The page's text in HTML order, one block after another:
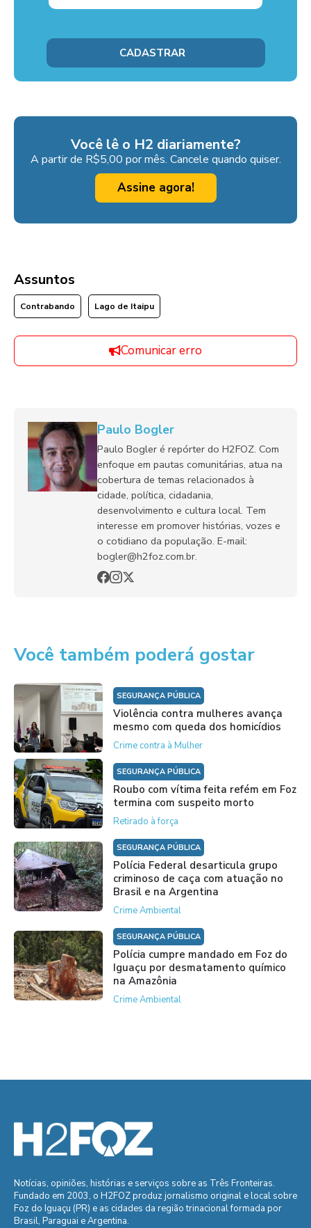
Você lê o H2 diariamente?
A partir de R$5,00 por mês. Cancele quando quiser.
Assine agora!
Assuntos
Contrabando Lago de Itaipu
Comunicar erro
Paulo Bogler
Paulo Bogler é repórter do H2FOZ. Com
enfoque em pautas comunitárias, atua na
cobertura de temas relacionados à
cidade, política, cidadania,
desenvolvimento e cultura local. Tem
interesse em promover histórias, vozes e
o cotidiano da população. E-mail:
bogler@h2foz.com.br.
Você também poderá gostar
SEGURANÇA PÚBLICA
Violência contra mulheres avança
mesmo com queda dos homicídios
Crime contra à Mulher
SEGURANÇA PÚBLICA
Roubo com vítima feita refém em Foz
termina com suspeito morto
Retirado à força
SEGURANÇA PÚBLICA
Polícia Federal desarticula grupo
criminoso de caça com atuação no
Brasil e na Argentina
Crime Ambiental
SEGURANÇA PÚBLICA
Polícia cumpre mandado em Foz do
Iguaçu por desmatamento químico
na Amazônia
Crime Ambiental
Notícias, opiniões, histórias e serviços sobre as Três Fronteiras.
Fundado em 2003, o H2FOZ produz jornalismo original e local sobre
Foz do Iguaçu (PR) e as cidades da região trinacional formada por
Brasil, Paraguai e Argentina.